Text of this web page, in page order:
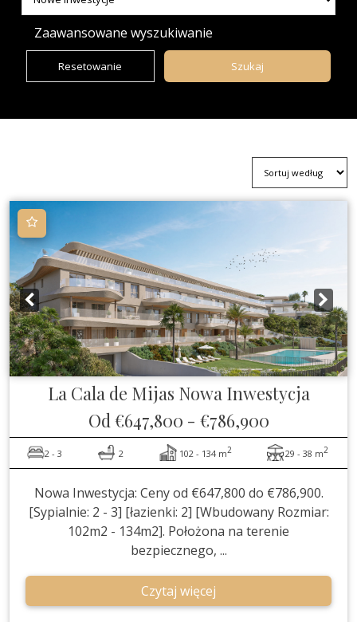
Zaawansowane wyszukiwanie
La Cala de Mijas Nowa Inwestycja
Od €647,800 - €786,900
2 - 3 2 102 - 134 m2 29 - 38 m2
Nowa Inwestycja: Ceny od €647,800 do €786,900.
[Sypialnie: 2 - 3] [łazienki: 2] [Wbudowany Rozmiar:
102m2 - 134m2]. Położona na terenie
bezpiecznego, ...
Czytaj więcej